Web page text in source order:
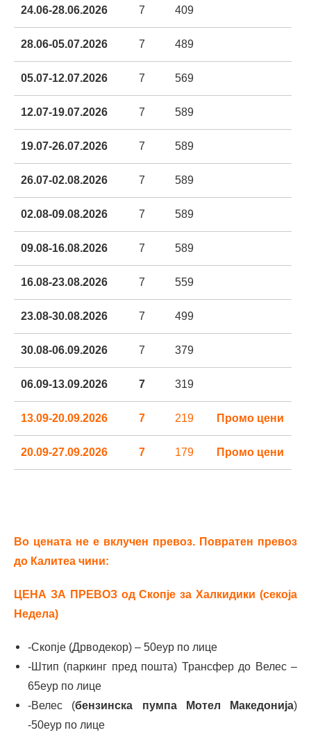
24.06-28.06.2026 7 409
28.06-05.07.2026 7 489
05.07-12.07.2026 7 569
12.07-19.07.2026 7 589
19.07-26.07.2026 7 589
26.07-02.08.2026 7 589
02.08-09.08.2026 7 589
09.08-16.08.2026 7 589
16.08-23.08.2026 7 559
23.08-30.08.2026 7 499
30.08-06.09.2026 7 379
06.09-13.09.2026 7 319
13.09-20.09.2026 7 219 Промо цени
20.09-27.09.2026 7 179 Промо цени
Во цената не е вклучен превоз. Повратен превоз
до Калитеа чини:
ЦЕНА ЗА ПРЕВОЗ од Скопје за Халкидики (секоја
Недела)
-Скопје (Дрводекор) – 50еур по лице
-Штип (паркинг пред пошта) Трансфер до Велес –
65еур по лице
-Велес (бензинска пумпа Мотел Македонија)
-50еур по лице